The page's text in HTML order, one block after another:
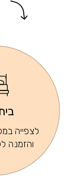
לצפייה
והזמנה